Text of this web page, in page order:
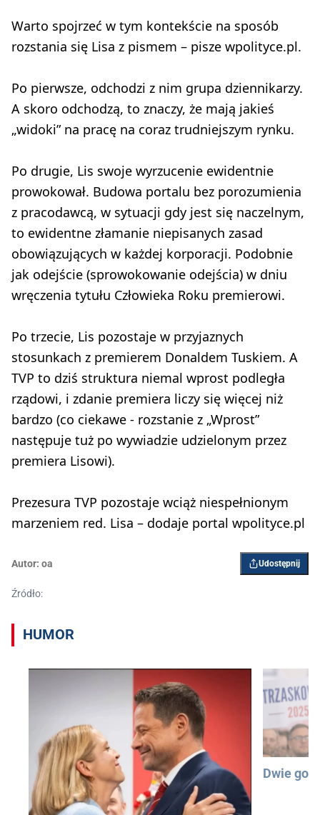
Warto spojrzeć w tym kontekście na sposób
rozstania się Lisa z pismem – pisze wpolityce.pl.
Po pierwsze, odchodzi z nim grupa dziennikarzy.
A skoro odchodzą, to znaczy, że mają jakieś
„widoki” na pracę na coraz trudniejszym rynku.
Po drugie, Lis swoje wyrzucenie ewidentnie
prowokował. Budowa portalu bez porozumienia
z pracodawcą, w sytuacji gdy jest się naczelnym,
to ewidentne złamanie niepisanych zasad
obowiązujących w każdej korporacji. Podobnie
jak odejście (sprowokowanie odejścia) w dniu
wręczenia tytułu Człowieka Roku premierowi.
Po trzecie, Lis pozostaje w przyjaznych
stosunkach z premierem Donaldem Tuskiem. A
TVP to dziś struktura niemal wprost podległa
rządowi, i zdanie premiera liczy się więcej niż
bardzo (co ciekawe - rozstanie z „Wprost”
następuje tuż po wywiadzie udzielonym przez
premiera Lisowi).
Prezesura TVP pozostaje wciąż niespełnionym
marzeniem red. Lisa – dodaje portal wpolityce.pl
Autor: oa Udostępnij
Źródło:
HUMOR
Dwie